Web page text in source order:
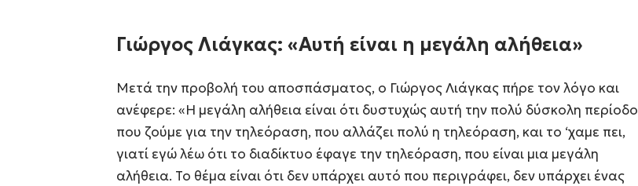
Γιώργος Λιάγκας: «Αυτή είναι η μεγάλη αλήθεια»
Μετά την προβολή του αποσπάσματος, ο Γιώργος Λιάγκας πήρε τον λόγο και
ανέφερε: «Η μεγάλη αλήθεια είναι ότι δυστυχώς αυτή την πολύ δύσκολη περίοδο
που ζούμε για την τηλεόραση, που αλλάζει πολύ η τηλεόραση, και το ‘χαμε πει,
γιατί εγώ λέω ότι το διαδίκτυο έφαγε την τηλεόραση, που είναι μια μεγάλη
αλήθεια. Το θέμα είναι ότι δεν υπάρχει αυτό που περιγράφει, δεν υπάρχει ένας